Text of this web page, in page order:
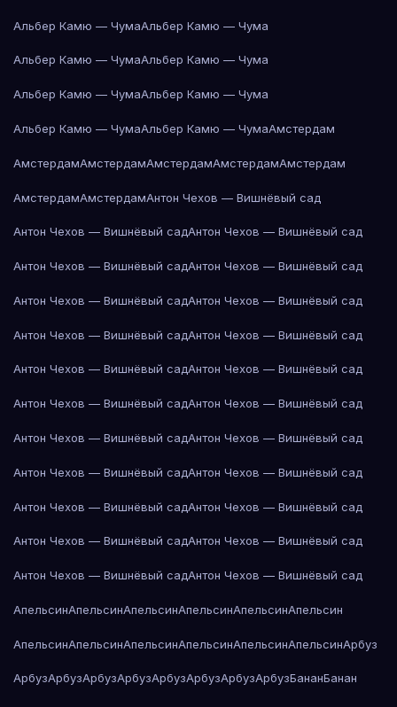
Альбер Камю — ЧумаАльбер Камю — Чума
Альбер Камю — ЧумаАльбер Камю — Чума
Альбер Камю — ЧумаАльбер Камю — Чума
Альбер Камю — ЧумаАльбер Камю — ЧумаАмстердам
АмстердамАмстердамАмстердамАмстердамАмстердам
АмстердамАмстердамАнтон Чехов — Вишнёвый сад
Антон Чехов — Вишнёвый садАнтон Чехов — Вишнёвый сад
Антон Чехов — Вишнёвый садАнтон Чехов — Вишнёвый сад
Антон Чехов — Вишнёвый садАнтон Чехов — Вишнёвый сад
Антон Чехов — Вишнёвый садАнтон Чехов — Вишнёвый сад
Антон Чехов — Вишнёвый садАнтон Чехов — Вишнёвый сад
Антон Чехов — Вишнёвый садАнтон Чехов — Вишнёвый сад
Антон Чехов — Вишнёвый садАнтон Чехов — Вишнёвый сад
Антон Чехов — Вишнёвый садАнтон Чехов — Вишнёвый сад
Антон Чехов — Вишнёвый садАнтон Чехов — Вишнёвый сад
Антон Чехов — Вишнёвый садАнтон Чехов — Вишнёвый сад
Антон Чехов — Вишнёвый садАнтон Чехов — Вишнёвый сад
АпельсинАпельсинАпельсинАпельсинАпельсинАпельсин
АпельсинАпельсинАпельсинАпельсинАпельсинАпельсинАрбуз
АрбузАрбузАрбузАрбузАрбузАрбузАрбузАрбузБананБанан